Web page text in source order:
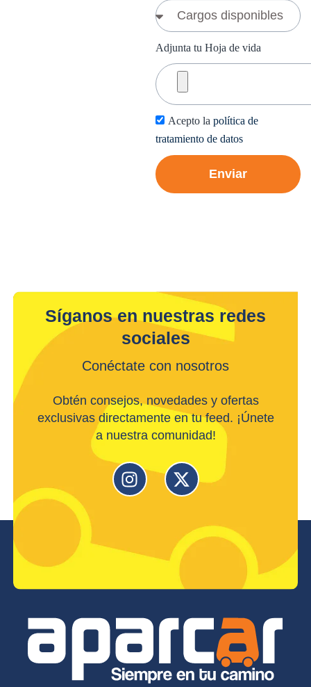
Adjunta tu Hoja de vida
Acepto la política de
tratamiento de datos
Enviar
Síganos en nuestras redes
sociales
Conéctate con nosotros
Obtén consejos, novedades y ofertas
exclusivas directamente en tu feed. ¡Únete
a nuestra comunidad!